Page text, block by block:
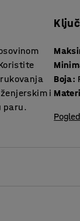
i
paru.
Boja: